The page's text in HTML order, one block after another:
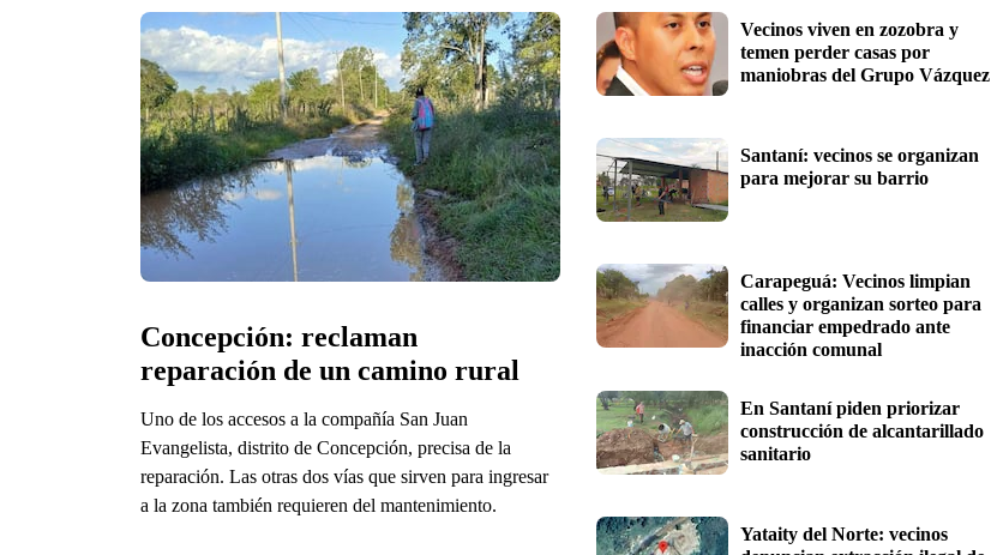
Concepción: reclaman
reparación de un camino rural
Uno de los accesos a la compañía San Juan
Evangelista, distrito de Concepción, precisa de la
reparación. Las otras dos vías que sirven para ingresar
a la zona también requieren del mantenimiento.
Vecinos viven en zozobra y
temen perder casas por
maniobras del Grupo Vázquez
Santaní: vecinos se organizan
para mejorar su barrio
Carapeguá: Vecinos limpian
calles y organizan sorteo para
financiar empedrado ante
inacción comunal
En Santaní piden priorizar
construcción de alcantarillado
sanitario
Yataity del Norte: vecinos